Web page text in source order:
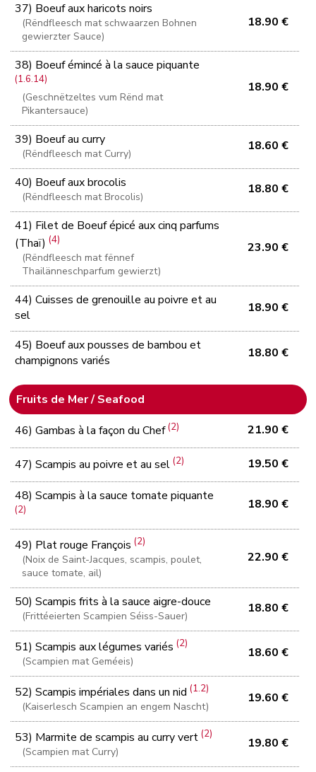
37) Boeuf aux haricots noirs
(Rëndfleesch mat schwaarzen Bohnen
gewierzter Sauce)
18.90 €
38) Boeuf émincé à la sauce piquante
(1.6.14)
(Geschnëtzeltes vum Rënd mat
Pikantersauce)
18.90 €
39) Boeuf au curry
(Rëndfleesch mat Curry)
18.60 €
40) Boeuf aux brocolis
(Rëndfleesch mat Brocolis)
18.80 €
41) Filet de Boeuf épicé aux cinq parfums
(Thaï)(4)
(Rëndfleesch mat fënnef
Thailänneschparfum gewierzt)
23.90 €
44) Cuisses de grenouille au poivre et au
sel
18.90 €
45) Boeuf aux pousses de bambou et
champignons variés
18.80 €
Fruits de Mer / Seafood
46) Gambas à la façon du Chef(2) 21.90 €
47) Scampis au poivre et au sel(2) 19.50 €
48) Scampis à la sauce tomate piquante
(2) 18.90 €
49) Plat rouge François(2)
(Noix de Saint-Jacques, scampis, poulet,
sauce tomate, ail)
22.90 €
50) Scampis frits à la sauce aigre-douce
(Frittéeierten Scampien Séiss-Sauer)
18.80 €
51) Scampis aux légumes variés(2)
(Scampien mat Geméeis)
18.60 €
52) Scampis impériales dans un nid(1.2)
(Kaiserlesch Scampien an engem Nascht)
19.60 €
53) Marmite de scampis au curry vert(2)
(Scampien mat Curry)
19.80 €